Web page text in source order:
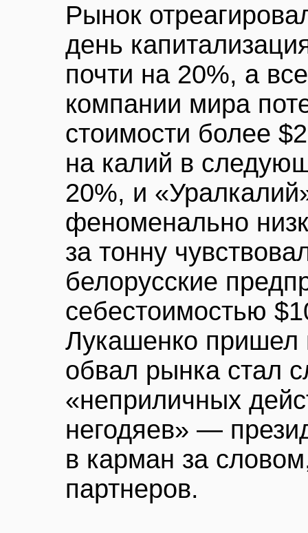
Рынок
день
почти на 20%, а
компании мира
стоимости более
на калий в
20%, и
феноменально
за тонну
белорусские
себестоимостью
Лукашенко пришел
обвал рынка стал
«неприличных
негодяев» —
в карман за
партнеров.